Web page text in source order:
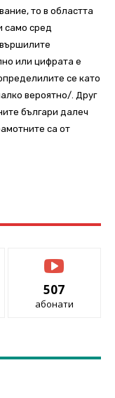
то в областта
само сред
или цифрата е
се като
вероятно/. Друг
българи далеч
са от
507
абонати